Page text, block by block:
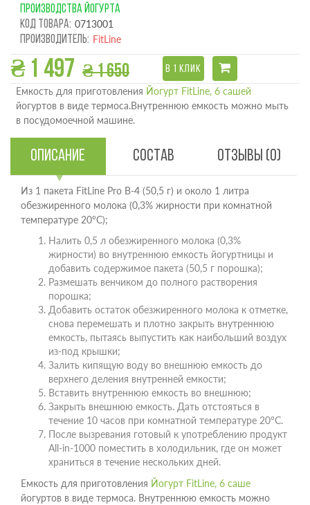
ПРОИЗВОДСТВА ЙОГУРТА
Код товара: 0713001
Производитель: FitLine
₴ 1 497 ₴ 1 650 В 1 КЛИК
Емкость для приготовления Йогурт FitLine, 6 сашей
йогуртов в виде термоса.Внутреннюю емкость можно мыть
в посудомоечной машине.
Описание Состав Отзывы (0)
Из 1 пакета FitLine Pro B-4 (50,5 г) и около 1 литра
обезжиренного молока (0,3% жирности при комнатной
температуре 20°C);
Налить 0,5 л обезжиренного молока (0,3%
жирности) во внутреннюю емкость йогуртницы и
добавить содержимое пакета (50,5 г порошка);
Размешать венчиком до полного растворения
порошка;
Добавить остаток обезжиренного молока к отметке,
снова перемешать и плотно закрыть внутреннюю
емкость, пытаясь выпустить как наибольший воздух
из-под крышки;
Залить кипящую воду во внешнюю емкость до
верхнего деления внутренней емкости;
Вставить внутреннюю емкость во внешнюю;
Закрыть внешнюю емкость. Дать отстояться в
течение 10 часов при комнатной температуре 20°С.
После вызревания готовый к употреблению продукт
All-in-1000 поместить в холодильник, где он может
храниться в течение нескольких дней.
Емкость для приготовления Йогурт FitLine, 6 саше
йогуртов в виде термоса. Внутреннюю емкость можно